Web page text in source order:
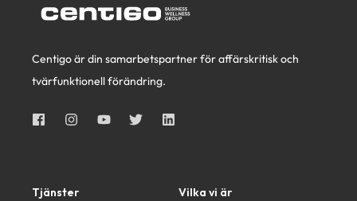
Centigo är din samarbetspartner för affärskritisk och
tvärfunktionell förändring.
Tjänster Vilka vi är